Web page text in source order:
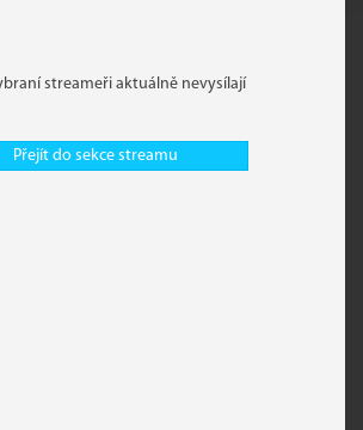
streameři aktuálně nevysílají
Přejít do sekce streamu